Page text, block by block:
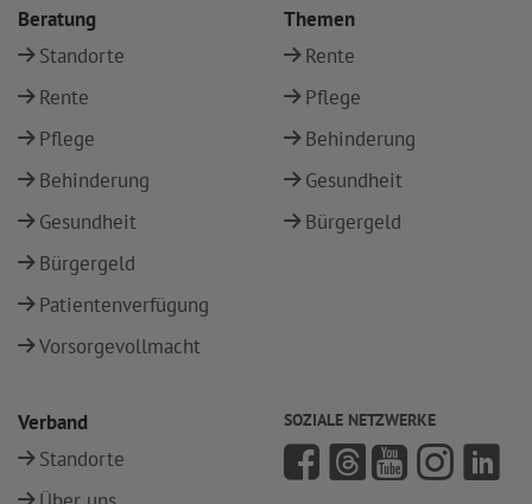
Beratung
Standorte
Rente
Pflege
Behinderung
Gesundheit
Bürgergeld
Patientenverfügung
Vorsorgevollmacht
Themen
Rente
Pflege
Behinderung
Gesundheit
Bürgergeld
Verband
Standorte
SOZIALE NETZWERKE